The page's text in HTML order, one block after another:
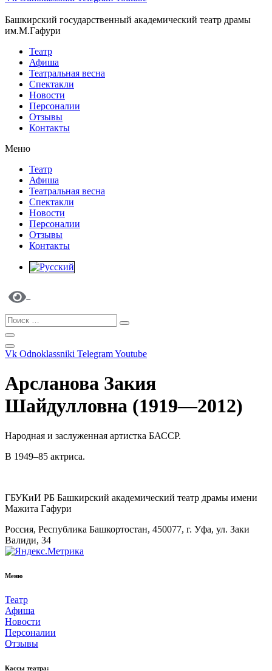
Башкирский государственный академический театр драмы
им.М.Гафури
Театр
Афиша
Театральная весна
Спектакли
Новости
Персоналии
Отзывы
Контакты
Меню
Театр
Афиша
Театральная весна
Спектакли
Новости
Персоналии
Отзывы
Контакты
Vk Odnoklassniki TelegramYoutube
Арсланова Закия
Шайдулловна (1919—2012)
Народная и заслуженная артистка БАССР.
В 1949–85 актриса.
ГБУКиИ РБ Башкирский академический театр драмы имени
Мажита Гафури
Россия, Республика Башкортостан, 450077, г. Уфа, ул. Заки
Валиди, 34
Меню
Театр
Афиша
Новости
Персоналии
Отзывы
Кассы театра: